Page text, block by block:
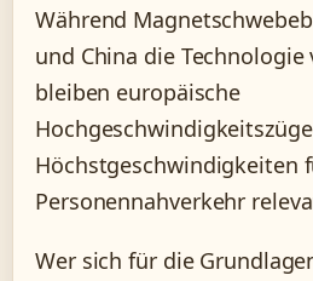
Während
und China die
bleiben europäische
Höchstgeschwindigkeiten
Personennahverkehr
Wer sich für die